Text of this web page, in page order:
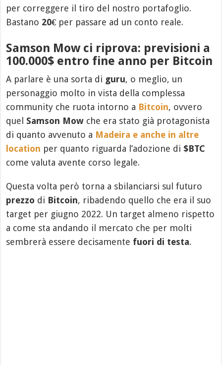
per correggere il tiro del nostro portafoglio.
Bastano 20€ per passare ad un conto reale.
Samson Mow ci riprova: previsioni a
100.000$ entro fine anno per Bitcoin
A parlare è una sorta di guru, o meglio, un
personaggio molto in vista della complessa
community che ruota intorno a Bitcoin, ovvero
quel Samson Mow che era stato già protagonista
di quanto avvenuto a Madeira e anche in altre
location per quanto riguarda l’adozione di $BTC
come valuta avente corso legale.
Questa volta però torna a sbilanciarsi sul futuro
prezzo di Bitcoin, ribadendo quello che era il suo
target per giugno 2022. Un target almeno rispetto
a come sta andando il mercato che per molti
sembrerà essere decisamente fuori di testa.